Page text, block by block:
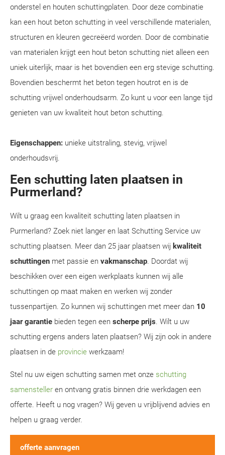
onderstel en houten schuttingplaten. Door deze combinatie
kan een hout beton schutting in veel verschillende materialen,
structuren en kleuren gecreëerd worden. Door de combinatie
van materialen krijgt een hout beton schutting niet alleen een
uniek uiterlijk, maar is het bovendien een erg stevige schutting.
Bovendien beschermt het beton tegen houtrot en is de
schutting vrijwel onderhoudsarm. Zo kunt u voor een lange tijd
genieten van uw kwaliteit hout beton schutting.
Eigenschappen: unieke uitstraling, stevig, vrijwel
onderhoudsvrij.
Een schutting laten plaatsen in
Purmerland?
Wilt u graag een kwaliteit schutting laten plaatsen in
Purmerland? Zoek niet langer en laat Schutting Service uw
schutting plaatsen. Meer dan 25 jaar plaatsen wij kwaliteit
schuttingen met passie en vakmanschap. Doordat wij
beschikken over een eigen werkplaats kunnen wij alle
schuttingen op maat maken en werken wij zonder
tussenpartijen. Zo kunnen wij schuttingen met meer dan 10
jaar garantie bieden tegen een scherpe prijs. Wilt u uw
schutting ergens anders laten plaatsen? Wij zijn ook in andere
plaatsen in de provincie werkzaam!
Stel nu uw eigen schutting samen met onze schutting
samensteller en ontvang gratis binnen drie werkdagen een
offerte. Heeft u nog vragen? Wij geven u vrijblijvend advies en
helpen u graag verder.
offerte aanvragen